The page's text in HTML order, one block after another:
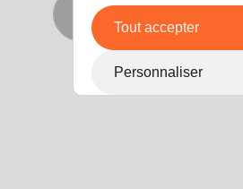
Tout accepter
Personnaliser